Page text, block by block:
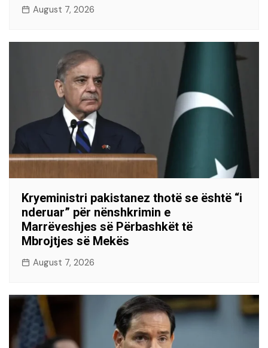
August 7, 2026
Kryeministri pakistanez thotë se është “i
nderuar” për nënshkrimin e
Marrëveshjes së Përbashkët të
Mbrojtjes së Mekës
August 7, 2026